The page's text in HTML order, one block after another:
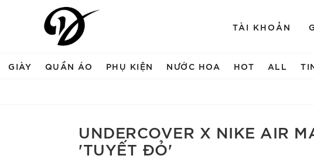
TÀI KHOẢN
GIÀY QUẦN ÁO PHỤ KIỆN NƯỚC HOA HOT ALL
UNDERCOVER X NIKE AIR
'TUYẾT ĐỎ'